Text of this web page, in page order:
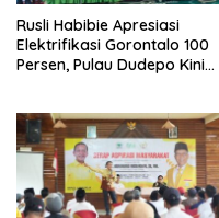
Rusli Habibie Apresiasi
Elektrifikasi Gorontalo 100
Persen, Pulau Dudepo Kini